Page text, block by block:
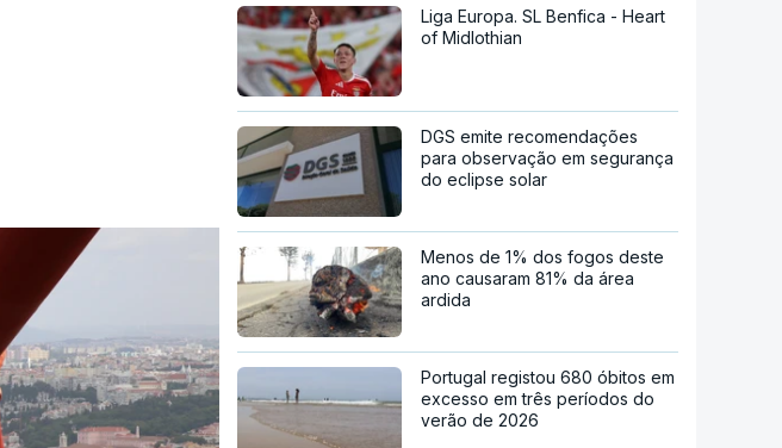
Liga Europa. SL Benfica - Heart
of Midlothian
DGS emite recomendações
para observação em segurança
do eclipse solar
Menos de 1% dos fogos deste
ano causaram 81% da área
ardida
Portugal registou 680 óbitos em
excesso em três períodos do
verão de 2026